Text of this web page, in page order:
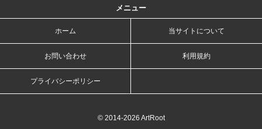
メニュー
ホーム 当サイトについて
お問い合わせ 利用規約
プライバシーポリシー
© 2014-2026 ArtRoot